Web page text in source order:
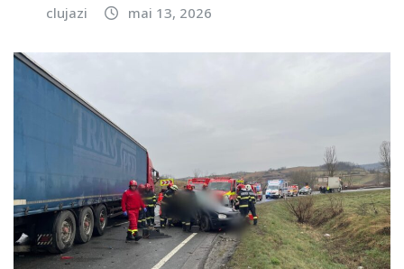
clujazi mai 13, 2026